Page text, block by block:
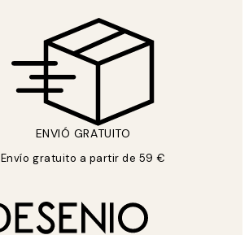
ENVIÓ GRATUITO
Envío gratuito a partir de 59 €